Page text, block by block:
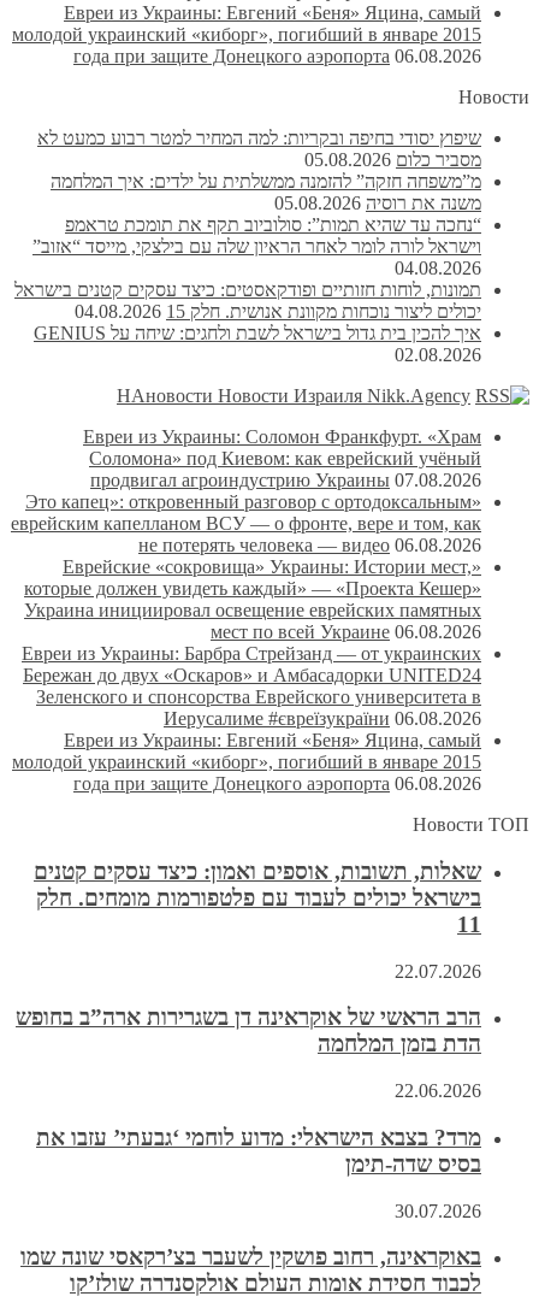
Евреи из Украины: Евгений «Беня» Яцина, самый
молодой украинский «киборг», погибший в январе 2015
года при защите Донецкого аэропорта 06.08.2026
Новости
שיפוץ יסודי בחיפה ובקריות: למה המחיר למטר רבוע כמעט לא
מסביר כלום 05.08.2026
מ”משפחה חזקה” להזמנה ממשלתית על ילדים: איך המלחמה
משנה את רוסיה 05.08.2026
“נחכה עד שהיא תמות”: סולוביוב תקף את תומכת טראמפ
וישראל לורה לומר לאחר הראיון שלה עם בילצקי, מייסד “אזוב”
04.08.2026
תמונות, לוחות חזותיים ופודקאסטים: כיצד עסקים קטנים בישראל
יכולים ליצור נוכחות מקוונת אנושית. חלק 15
04.08.2026
איך להכין בית גדול בישראל לשבת ולחגים: שיחה על GENIUS
02.08.2026
НАновости Новости Израиля Nikk.Agency
Евреи из Украины: Соломон Франкфурт. «Храм
Соломона» под Киевом: как еврейский учёный
продвигал агроиндустрию Украины 07.08.2026
«Это капец»: откровенный разговор с ортодоксальным
еврейским капелланом ВСУ — о фронте, вере и том, как
не потерять человека — видео 06.08.2026
«Еврейские «сокровища» Украины: Истории мест,
которые должен увидеть каждый» — «Проекта Кешер»
Украина инициировал освещение еврейских памятных
мест по всей Украине 06.08.2026
Евреи из Украины: Барбра Стрейзанд — от украинских
Бережан до двух «Оскаров» и Амбасадорки UNITED24
Зеленского и спонсорства Еврейского университета в
Иерусалиме #євреїзукраїни 06.08.2026
Евреи из Украины: Евгений «Беня» Яцина, самый
молодой украинский «киборг», погибший в январе 2015
года при защите Донецкого аэропорта 06.08.2026
Новости ТОП
שאלות, תשובות, אוספים ואמון: כיצד עסקים קטנים
בישראל יכולים לעבוד עם פלטפורמות מומחים. חלק
11
22.07.2026
הרב הראשי של אוקראינה דן בשגרירות ארה”ב בחופש
הדת בזמן המלחמה
22.06.2026
מרד? בצבא הישראלי: מדוע לוחמי ‘גבעתי’ עזבו את
בסיס שדה-תימן
30.07.2026
באוקראינה, רחוב פושקין לשעבר בצ’רקאסי שונה שמו
לכבוד חסידת אומות העולם אולקסנדרה שולז’קו